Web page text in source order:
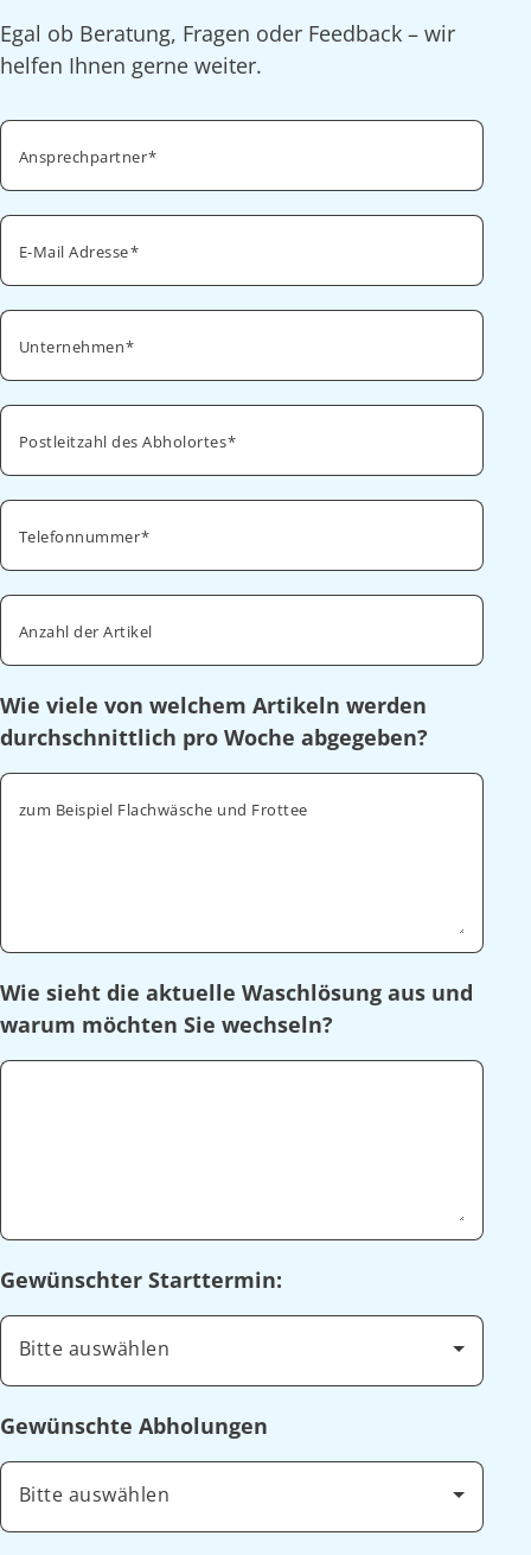
Egal ob Beratung, Fragen oder Feedback – wir
helfen Ihnen gerne weiter.
Ansprechpartner
E-Mail Adresse
Unternehmen
Postleitzahl des Abholortes
Telefonnummer
Anzahl der Artikel
Wie viele von welchem Artikeln werden
durchschnittlich pro Woche abgegeben?
zum Beispiel Flachwäsche und Frottee
Wie sieht die aktuelle Waschlösung aus und
warum möchten Sie wechseln?
Gewünschter Starttermin:
Bitte auswählen
Gewünschte Abholungen
Bitte auswählen